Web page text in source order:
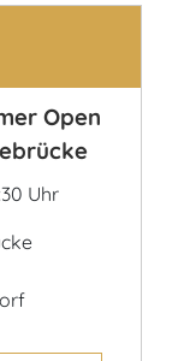
Open
Uhr